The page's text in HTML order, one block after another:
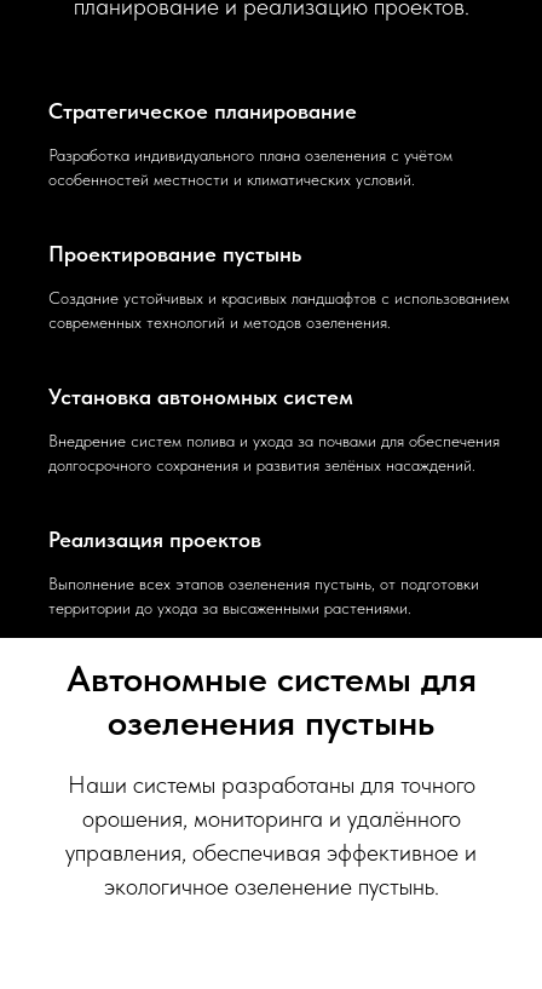
планирование и реализацию проектов.
Стратегическое планирование
Разработка индивидуального плана озеленения с учётом
особенностей местности и климатических условий.
Проектирование пустынь
Создание устойчивых и красивых ландшафтов с использованием
современных технологий и методов озеленения.
Установка автономных систем
Внедрение систем полива и ухода за почвами для обеспечения
долгосрочного сохранения и развития зелёных насаждений.
Реализация проектов
Выполнение всех этапов озеленения пустынь, от подготовки
территории до ухода за высаженными растениями.
Автономные системы для
озеленения пустынь
Наши системы разработаны для точного
орошения, мониторинга и удалённого
управления, обеспечивая эффективное и
экологичное озеленение пустынь.